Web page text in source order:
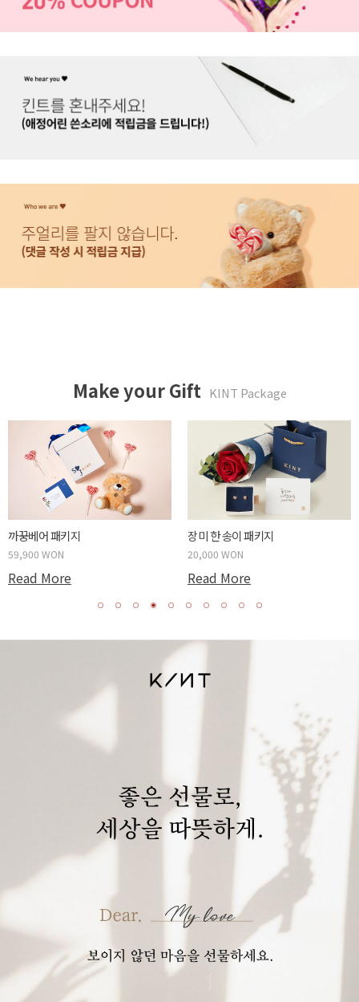
Make your Gift KINT Package
까꿍베어 패키지
59,900 WON
Read More
장미 한 송이 패키지
20,000 WON
Read More